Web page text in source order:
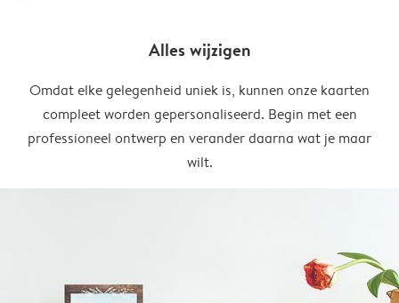
Alles wijzigen
Omdat elke gelegenheid uniek is, kunnen onze kaarten
compleet worden gepersonaliseerd. Begin met een
professioneel ontwerp en verander daarna wat je maar
wilt.